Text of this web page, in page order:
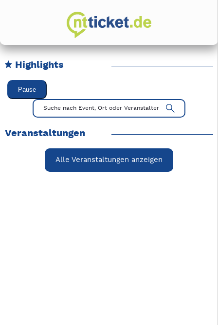
Highlights
Karussell Veranstaltungen überspringen
Pause
Mit Tab zu den Steuerelementen wechseln. Mit Pfeiltasten
Suche nach Event, Ort oder Veranstalter
Veranstaltungen
Alle Veranstaltungen anzeigen